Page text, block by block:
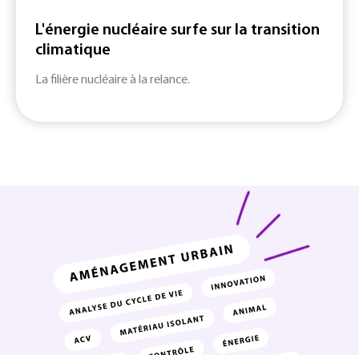
L'énergie nucléaire surfe sur la transition
climatique
La filière nucléaire à la relance.